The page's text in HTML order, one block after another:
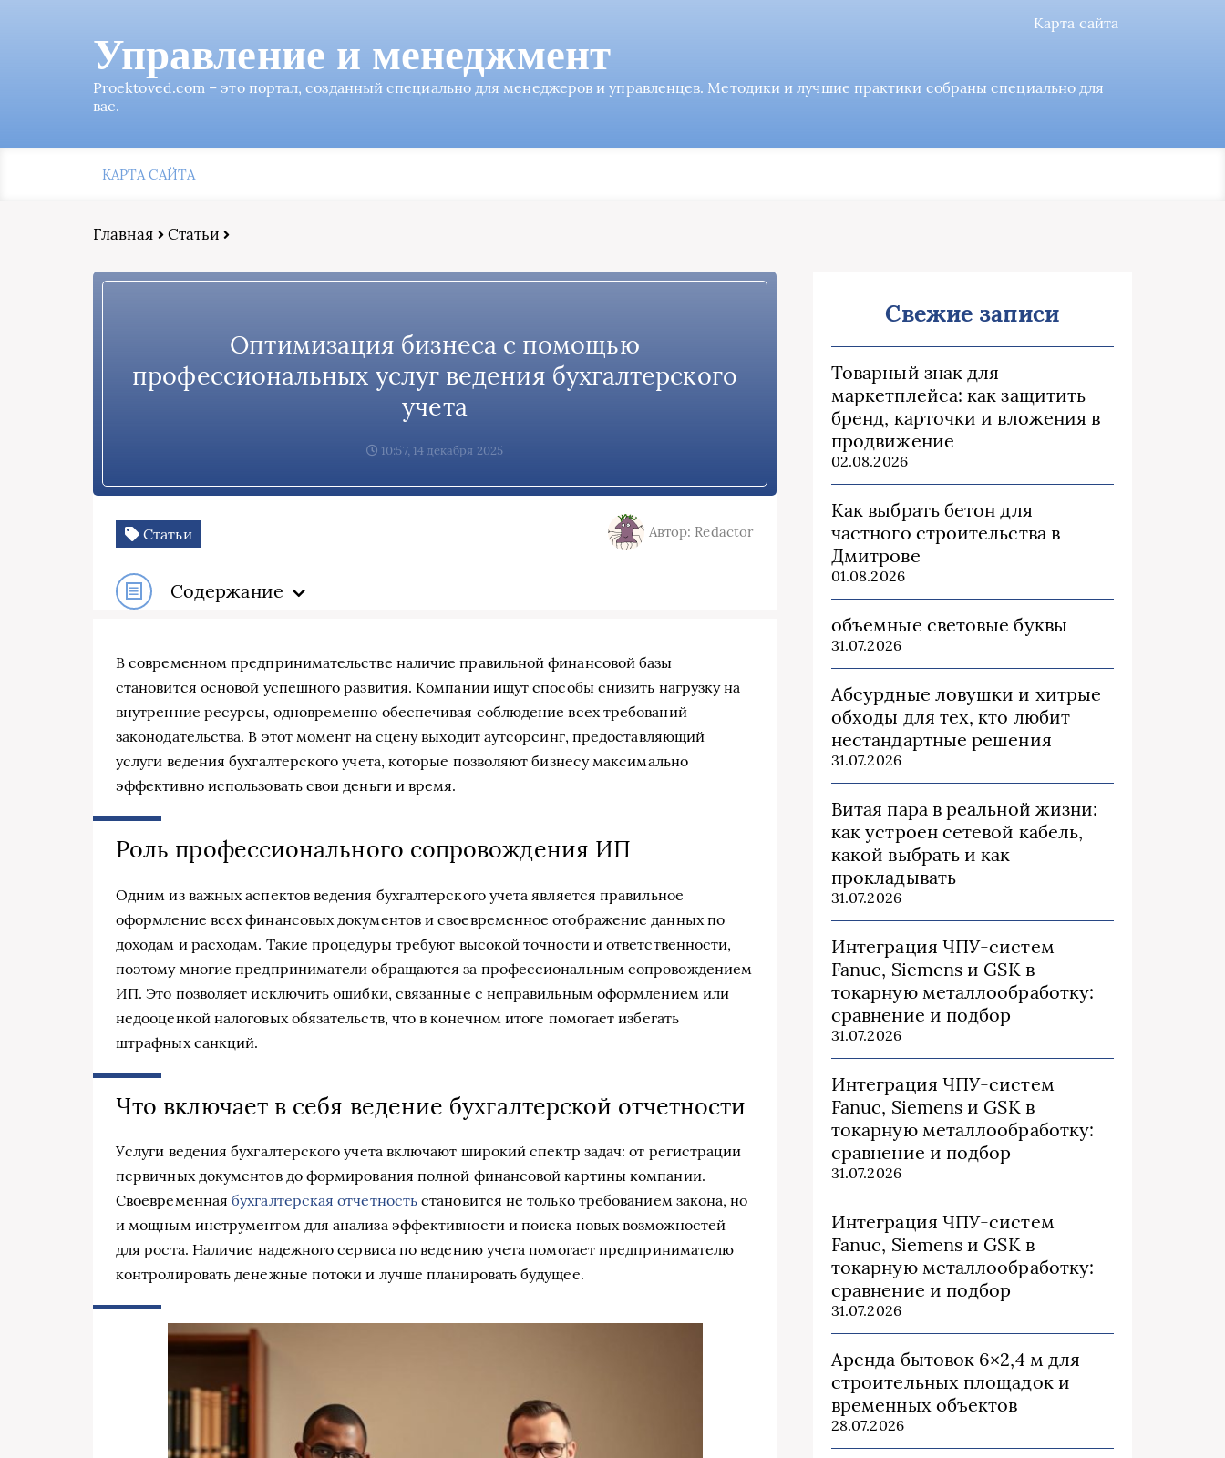
Карта сайта
Управление и менеджмент
Proektoved.com – это портал, созданный специально для менеджеров и управленцев. Методики и лучшие практики собраны специально для
вас.
КАРТА САЙТА
Главная Статьи
Оптимизация бизнеса с помощью
профессиональных услуг ведения бухгалтерского
учета
10:57, 14 декабря 2025
Статьи Автор: Redactor
Содержание
В современном предпринимательстве наличие правильной финансовой базы
становится основой успешного развития. Компании ищут способы снизить нагрузку на
внутренние ресурсы, одновременно обеспечивая соблюдение всех требований
законодательства. В этот момент на сцену выходит аутсорсинг, предоставляющий
услуги ведения бухгалтерского учета, которые позволяют бизнесу максимально
эффективно использовать свои деньги и время.
Роль профессионального сопровождения ИП
Одним из важных аспектов ведения бухгалтерского учета является правильное
оформление всех финансовых документов и своевременное отображение данных по
доходам и расходам. Такие процедуры требуют высокой точности и ответственности,
поэтому многие предприниматели обращаются за профессиональным сопровождением
ИП. Это позволяет исключить ошибки, связанные с неправильным оформлением или
недооценкой налоговых обязательств, что в конечном итоге помогает избегать
штрафных санкций.
Что включает в себя ведение бухгалтерской отчетности
Услуги ведения бухгалтерского учета включают широкий спектр задач: от регистрации
первичных документов до формирования полной финансовой картины компании.
Своевременнаябухгалтерская отчетность становится не только требованием закона, но
и мощным инструментом для анализа эффективности и поиска новых возможностей
для роста. Наличие надежного сервиса по ведению учета помогает предпринимателю
контролировать денежные потоки и лучше планировать будущее.
Свежие записи
Товарный знак для
маркетплейса: как защитить
бренд, карточки и вложения в
продвижение
02.08.2026
Как выбрать бетон для
частного строительства в
Дмитрове
01.08.2026
объемные световые буквы
31.07.2026
Абсурдные ловушки и хитрые
обходы для тех, кто любит
нестандартные решения
31.07.2026
Витая пара в реальной жизни:
как устроен сетевой кабель,
какой выбрать и как
прокладывать
31.07.2026
Интеграция ЧПУ-систем
Fanuc, Siemens и GSK в
токарную металлообработку:
сравнение и подбор
31.07.2026
Интеграция ЧПУ-систем
Fanuc, Siemens и GSK в
токарную металлообработку:
сравнение и подбор
31.07.2026
Интеграция ЧПУ-систем
Fanuc, Siemens и GSK в
токарную металлообработку:
сравнение и подбор
31.07.2026
Аренда бытовок 6×2,4 м для
строительных площадок и
временных объектов
28.07.2026